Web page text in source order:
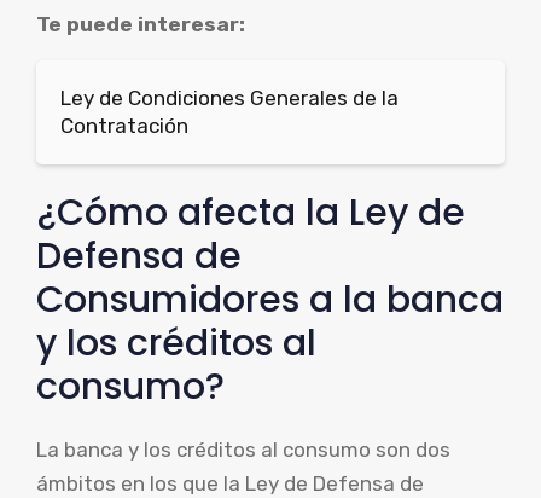
Te puede interesar:
Ley de Condiciones Generales de la
Contratación
¿Cómo afecta la Ley de
Defensa de
Consumidores a la banca
y los créditos al
consumo?
La banca y los créditos al consumo son dos
ámbitos en los que la Ley de Defensa de